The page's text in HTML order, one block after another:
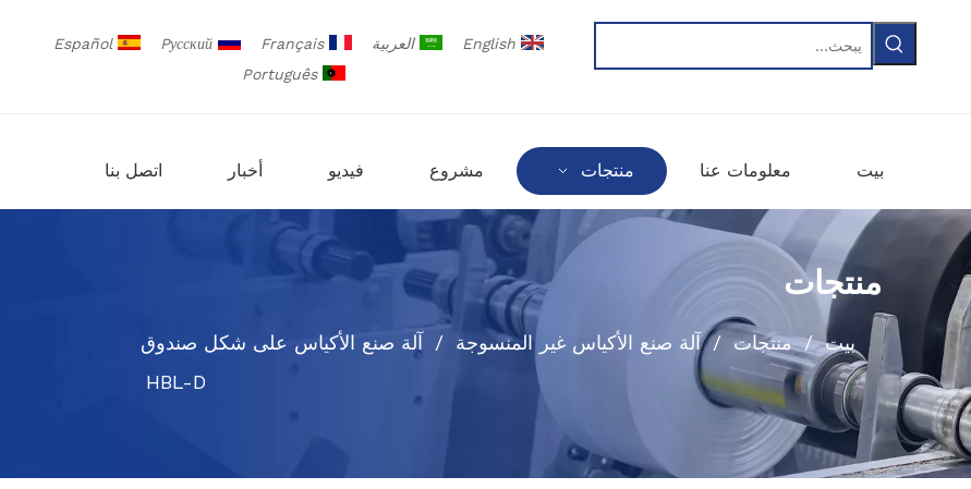
English العربية Français
Pусский
Español
Português
بيت معلومات عنا منتجات مشروع فيديو أخبار اتصل بنا
منتجات
بيت / منتجات / آلة صنع الأكياس غير المنسوجة /
آلة صنع الأكياس على شكل صندوق
HBL-D